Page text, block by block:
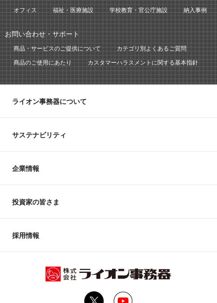
オフィス 福祉・医療施設 学校教育・官公庁施設 納入事例
お問い合わせ・サポート
商品・サービスのご提供について
カテゴリ別よくあるご質問
商品のご使用にあたり
カスタマーハラスメントに関する基本指針
ライオン事務器について
サステナビリティ
企業情報
投資家の皆さま
採用情報